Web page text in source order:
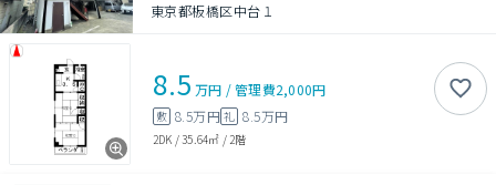
東京都板橋区中台１
8.5 万円 /管理費2,000円
敷 8.5万円礼 8.5万円
2DK /35.64㎡ / 2階